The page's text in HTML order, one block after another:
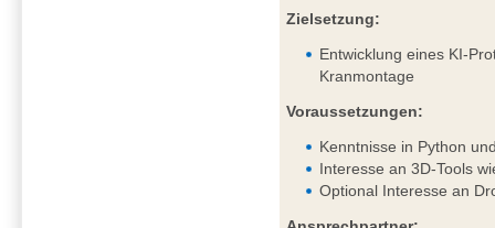
Zielsetzung:
Entwicklung eines KI-
Kranmontage
Voraussetzungen:
Kenntnisse in Python
Interesse an 3D-Tools
Optional Interesse an